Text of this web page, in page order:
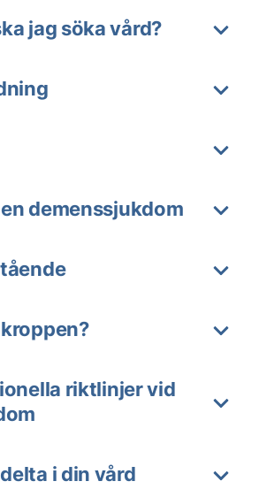
jag söka vård?
demenssjukdom
riktlinjer vid
i din vård